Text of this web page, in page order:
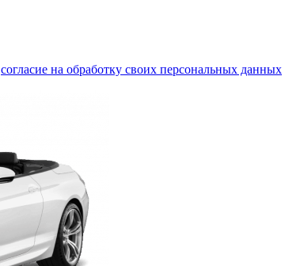
согласие на обработку своих персональных данных